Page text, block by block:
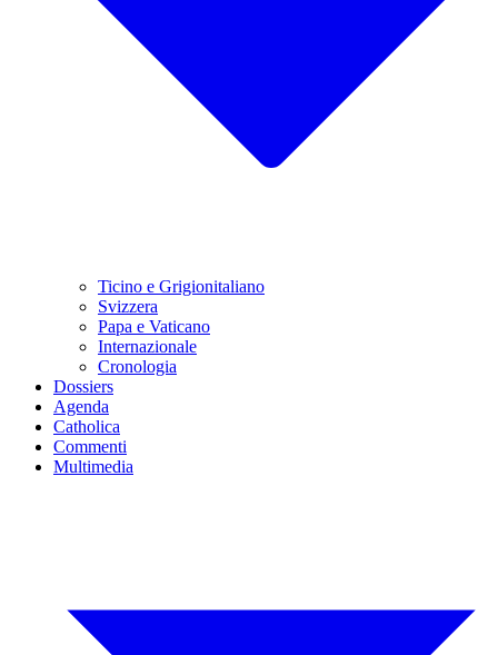
Ticino e Grigionitaliano
Svizzera
Papa e Vaticano
Internazionale
Cronologia
Dossiers
Agenda
Catholica
Commenti
Multimedia